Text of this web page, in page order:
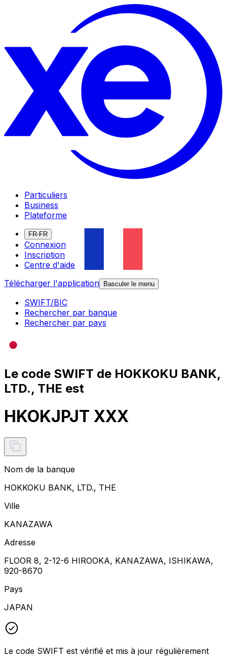
Particuliers
Business
Plateforme
FR-FR
Connexion
Inscription
Centre d'aide
Télécharger l'application
Basculer le menu
SWIFT/BIC
Rechercher par banque
Rechercher par pays
Le code SWIFT de HOKKOKU BANK,
LTD., THE est
HKOKJPJT XXX
Nom de la banque
HOKKOKU BANK, LTD., THE
Ville
KANAZAWA
Adresse
FLOOR 8, 2-12-6 HIROOKA, KANAZAWA, ISHIKAWA,
920-8670
Pays
JAPAN
Le code SWIFT est vérifié et mis à jour régulièrement